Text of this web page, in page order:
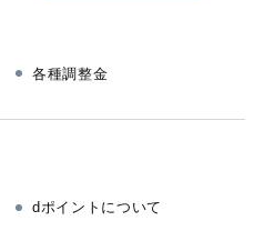
各種調整金
dポイントについて